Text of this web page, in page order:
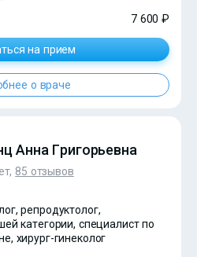
7 600 ₽
на прием
о враче
Анна Григорьевна
85 отзывов
репродуктолог,
категории, специалист по
хирург-гинеколог